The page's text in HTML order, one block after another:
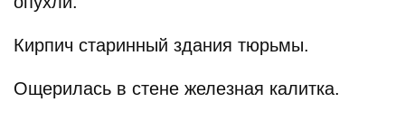
Кирпич старинный здания тюрьмы.
Ощерилась в стене железная калитка.